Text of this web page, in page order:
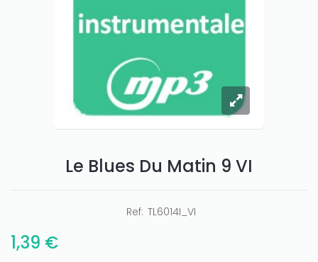
Le Blues Du Matin 9 VI
Ref: TL6014I_VI
1,39 €